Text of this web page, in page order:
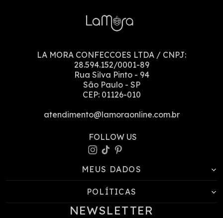
LA MORA CONFECCOES LTDA / CNPJ:
28.594.152/0001-89
Rua Silva Pinto - 94
São Paulo - SP
CEP: 01126-010
atendimento@lamoraonline.com.br
MEUS DADOS
POLÍTICAS
NEWSLETTER